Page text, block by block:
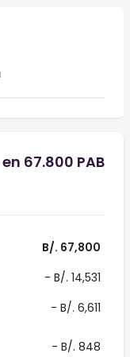
67.800 PAB
B/. 67,800
- B/. 14,531
- B/. 6,611
- B/. 848